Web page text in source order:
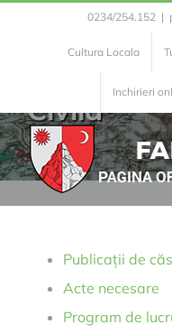
0234/254.152 |
Cultura Locala
Inchirieri
Civila
Publicații de
Acte necesare
Program de